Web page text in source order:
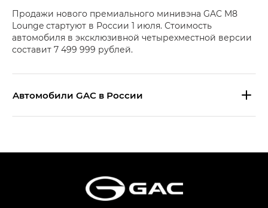
Продажи нового премиального минивэна GAC M8
Lounge стартуют в России 1 июля. Стоимость
автомобиля в эксклюзивной четырехместной версии
составит 7 499 999 рублей.
Aвтомобили GAC в России
Эс Икс ПРЕМИУМ — SX PREMIUM
S7 — Эс 7 (S7) в комплектациях
Эс Икс ПРЕМИУМ — SX PREMIUM, Эс Тэ — ST